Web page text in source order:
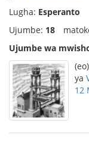
Lugha: Esperanto
Ujumbe: 18
Ujumbe wa
(eo)
ya
12